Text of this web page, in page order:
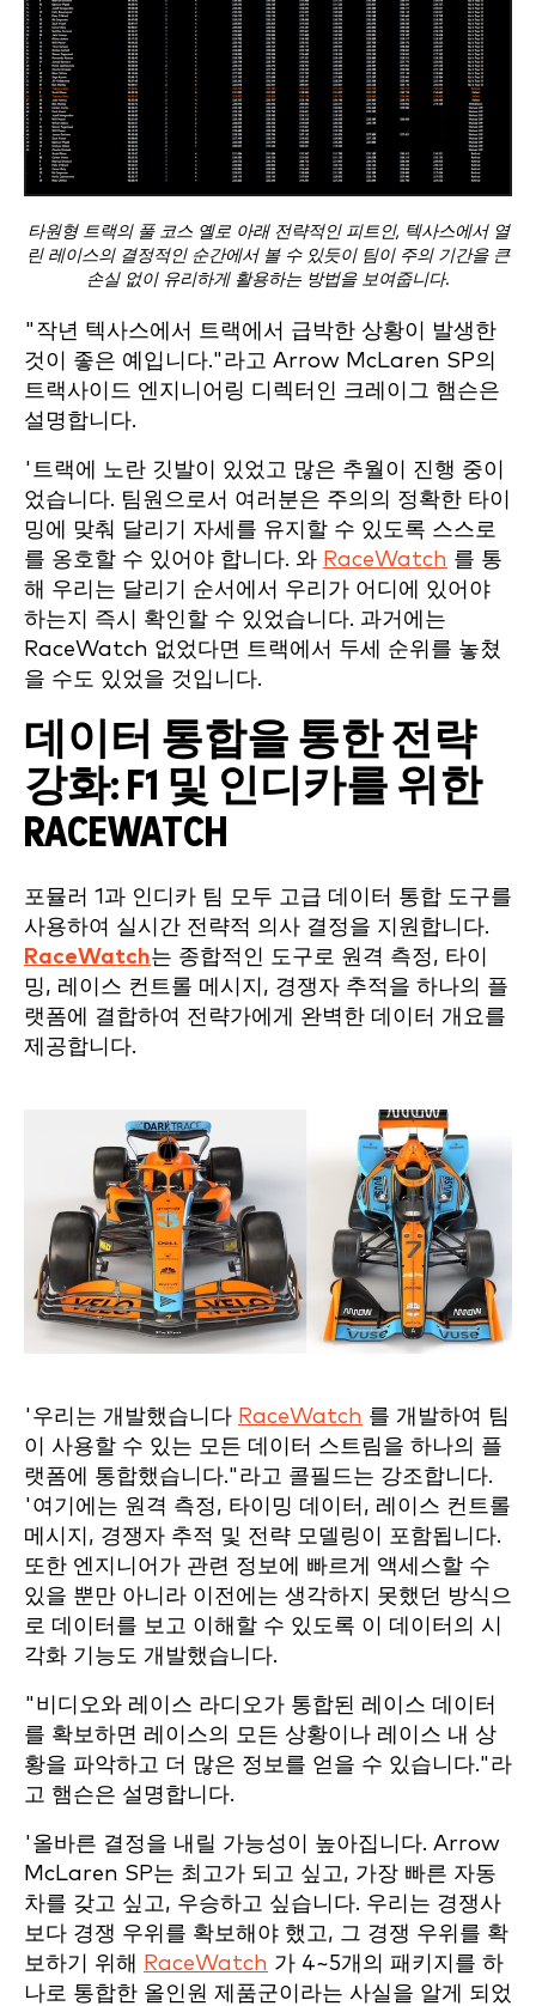
타원형 트랙의 풀 코스 옐로 아래 전략적인 피트인, 텍사스에서 열
린 레이스의 결정적인 순간에서 볼 수 있듯이 팀이 주의 기간을 큰
손실 없이 유리하게 활용하는 방법을 보여줍니다.
"작년 텍사스에서 트랙에서 급박한 상황이 발생한
것이 좋은 예입니다."라고 Arrow McLaren SP의
트랙사이드 엔지니어링 디렉터인 크레이그 햄슨은
설명합니다.
'트랙에 노란 깃발이 있었고 많은 추월이 진행 중이
었습니다. 팀원으로서 여러분은 주의의 정확한 타이
밍에 맞춰 달리기 자세를 유지할 수 있도록 스스로
를 옹호할 수 있어야 합니다. 와 RaceWatch 를 통
해 우리는 달리기 순서에서 우리가 어디에 있어야
하는지 즉시 확인할 수 있었습니다. 과거에는
RaceWatch 없었다면 트랙에서 두세 순위를 놓쳤
을 수도 있었을 것입니다.
데이터 통합을 통한 전략
강화: F1 및 인디카를 위한
RACEWATCH
포뮬러 1과 인디카 팀 모두 고급 데이터 통합 도구를
사용하여 실시간 전략적 의사 결정을 지원합니다.
RaceWatch는 종합적인 도구로 원격 측정, 타이
밍, 레이스 컨트롤 메시지, 경쟁자 추적을 하나의 플
랫폼에 결합하여 전략가에게 완벽한 데이터 개요를
제공합니다.
'우리는 개발했습니다 RaceWatch 를 개발하여 팀
이 사용할 수 있는 모든 데이터 스트림을 하나의 플
랫폼에 통합했습니다."라고 콜필드는 강조합니다.
'여기에는 원격 측정, 타이밍 데이터, 레이스 컨트롤
메시지, 경쟁자 추적 및 전략 모델링이 포함됩니다.
또한 엔지니어가 관련 정보에 빠르게 액세스할 수
있을 뿐만 아니라 이전에는 생각하지 못했던 방식으
로 데이터를 보고 이해할 수 있도록 이 데이터의 시
각화 기능도 개발했습니다.
"비디오와 레이스 라디오가 통합된 레이스 데이터
를 확보하면 레이스의 모든 상황이나 레이스 내 상
황을 파악하고 더 많은 정보를 얻을 수 있습니다."라
고 햄슨은 설명합니다.
'올바른 결정을 내릴 가능성이 높아집니다. Arrow
McLaren SP는 최고가 되고 싶고, 가장 빠른 자동
차를 갖고 싶고, 우승하고 싶습니다. 우리는 경쟁사
보다 경쟁 우위를 확보해야 했고, 그 경쟁 우위를 확
보하기 위해
RaceWatch 가 4~5개의 패키지를 하
나로 통합한 올인원 제품군이라는 사실을 알게 되었